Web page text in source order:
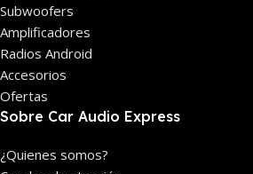
Subwoofers
Amplificadores
Radios Android
Accesorios
Ofertas
Sobre Car Audio Express
¿Quienes somos?